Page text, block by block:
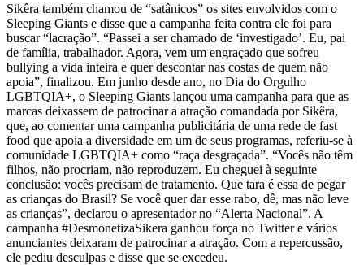
Sikêra também chamou de “satânicos” os sites envolvidos com o
Sleeping Giants e disse que a campanha feita contra ele foi para
buscar “lacração”. “Passei a ser chamado de ‘investigado’. Eu, pai
de família, trabalhador. Agora, vem um engraçado que sofreu
bullying a vida inteira e quer descontar nas costas de quem não
apoia”, finalizou. Em junho desde ano, no Dia do Orgulho
LGBTQIA+, o Sleeping Giants lançou uma campanha para que as
marcas deixassem de patrocinar a atração comandada por Sikêra,
que, ao comentar uma campanha publicitária de uma rede de fast
food que apoia a diversidade em um de seus programas, referiu-se à
comunidade LGBTQIA+ como “raça desgraçada”. “Vocês não têm
filhos, não procriam, não reproduzem. Eu cheguei à seguinte
conclusão: vocês precisam de tratamento. Que tara é essa de pegar
as crianças do Brasil? Se você quer dar esse rabo, dê, mas não leve
as crianças”, declarou o apresentador no “Alerta Nacional”. A
campanha #DesmonetizaSikera ganhou força no Twitter e vários
anunciantes deixaram de patrocinar a atração. Com a repercussão,
ele pediu desculpas e disse que se excedeu.